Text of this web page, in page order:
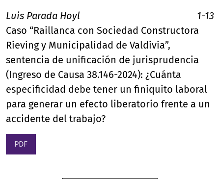
Luis Parada Hoyl
1-13
Caso “Raillanca con Sociedad Constructora
Rieving y Municipalidad de Valdivia”,
sentencia de unificación de jurisprudencia
(Ingreso de Causa 38.146-2024): ¿Cuánta
especificidad debe tener un finiquito laboral
para generar un efecto liberatorio frente a un
accidente del trabajo?
PDF